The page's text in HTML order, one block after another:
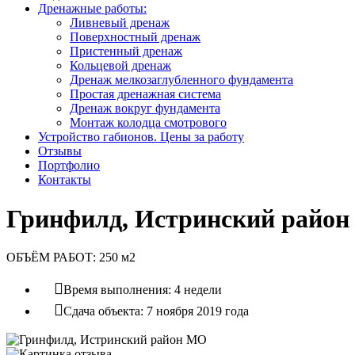
Дренажные работы:
Ливневый дренаж
Поверхностный дренаж
Пристенный дренаж
Кольцевой дренаж
Дренаж мелкозаглубленного фундамента
Простая дренажная система
Дренаж вокруг фундамента
Монтаж колодца смотрового
Устройство габионов. Цены за работу
Отзывы
Портфолио
Контакты
Гринфилд, Истринский
ОБЪЁМ РАБОТ: 250 м2
Время выполнения: 4 недели
Сдача объекта: 7 ноября 2019 года